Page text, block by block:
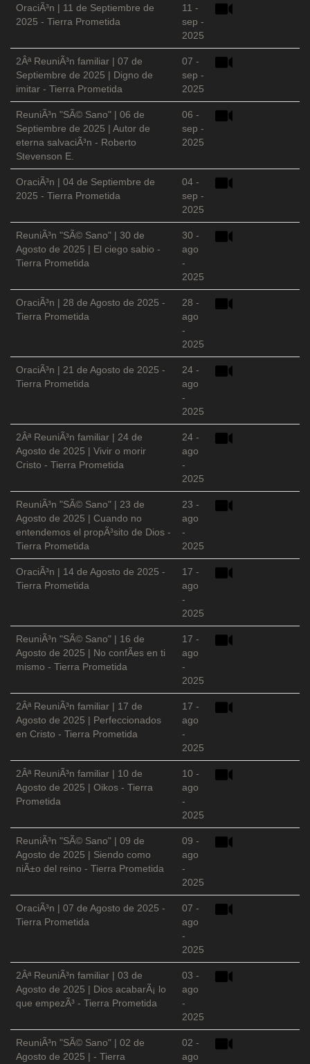
OraciÃ³n | 11 de Septiembre de
2025 - Tierra Prometida
11 -
sep -
2025
2Âª ReuniÃ³n familiar | 07 de
Septiembre de 2025 | Digno de
imitar - Tierra Prometida
07 -
sep -
2025
ReuniÃ³n "SÃ© Sano" | 06 de
Septiembre de 2025 | Autor de
eterna salvaciÃ³n - Roberto
Stevenson E.
06 -
sep -
2025
OraciÃ³n | 04 de Septiembre de
2025 - Tierra Prometida
04 -
sep -
2025
ReuniÃ³n "SÃ© Sano" | 30 de
Agosto de 2025 | El ciego sabio -
Tierra Prometida
30 -
ago
-
2025
OraciÃ³n | 28 de Agosto de 2025 -
Tierra Prometida
28 -
ago
-
2025
OraciÃ³n | 21 de Agosto de 2025 -
Tierra Prometida
24 -
ago
-
2025
2Âª ReuniÃ³n familiar | 24 de
Agosto de 2025 | Vivir o morir
Cristo - Tierra Prometida
24 -
ago
-
2025
ReuniÃ³n "SÃ© Sano" | 23 de
Agosto de 2025 | Cuando no
entendemos el propÃ³sito de Dios -
Tierra Prometida
23 -
ago
-
2025
OraciÃ³n | 14 de Agosto de 2025 -
Tierra Prometida
17 -
ago
-
2025
ReuniÃ³n "SÃ© Sano" | 16 de
Agosto de 2025 | No confÃ­es en ti
mismo - Tierra Prometida
17 -
ago
-
2025
2Âª ReuniÃ³n familiar | 17 de
Agosto de 2025 | Perfeccionados
en Cristo - Tierra Prometida
17 -
ago
-
2025
2Âª ReuniÃ³n familiar | 10 de
Agosto de 2025 | Oikos - Tierra
Prometida
10 -
ago
-
2025
ReuniÃ³n "SÃ© Sano" | 09 de
Agosto de 2025 | Siendo como
niÃ±o del reino - Tierra Prometida
09 -
ago
-
2025
OraciÃ³n | 07 de Agosto de 2025 -
Tierra Prometida
07 -
ago
-
2025
2Âª ReuniÃ³n familiar | 03 de
Agosto de 2025 | Dios acabarÃ¡ lo
que empezÃ³ - Tierra Prometida
03 -
ago
-
2025
ReuniÃ³n "SÃ© Sano" | 02 de
Agosto de 2025 | - Tierra
02 -
ago